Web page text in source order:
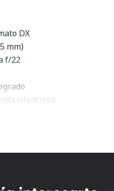
DX
mm)
f/22
silenciosa
7 aspas
Nikones una lente